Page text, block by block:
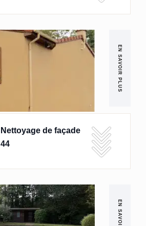
EN SAVOIR PLUS
Nettoyage de façade
44